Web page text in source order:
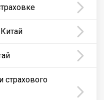
страхового